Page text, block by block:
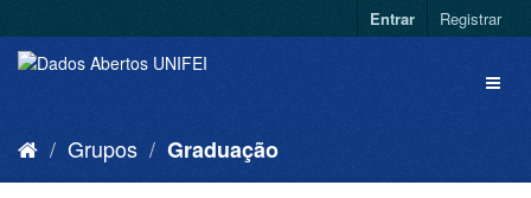
Entrar Registrar
Grupos Graduação